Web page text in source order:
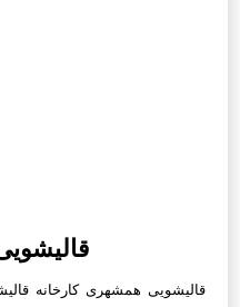
قالیشویی همشهری کارخانه